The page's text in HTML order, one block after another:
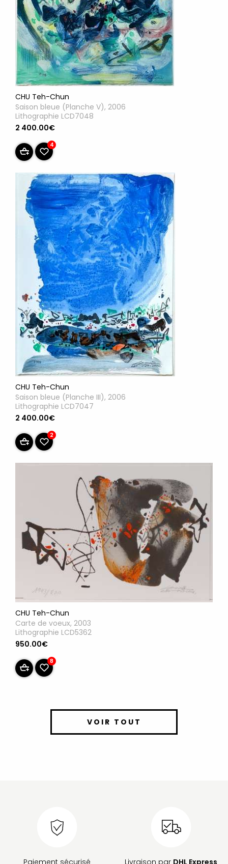
CHU Teh-Chun
Saison bleue (Planche V), 2006
Lithographie LCD7048
2 400.00€
4
CHU Teh-Chun
Saison bleue (Planche III), 2006
Lithographie LCD7047
2 400.00€
2
CHU Teh-Chun
Carte de voeux, 2003
Lithographie LCD5362
950.00€
8
VOIR TOUT
Paiement sécurisé
Livraison par DHL Express